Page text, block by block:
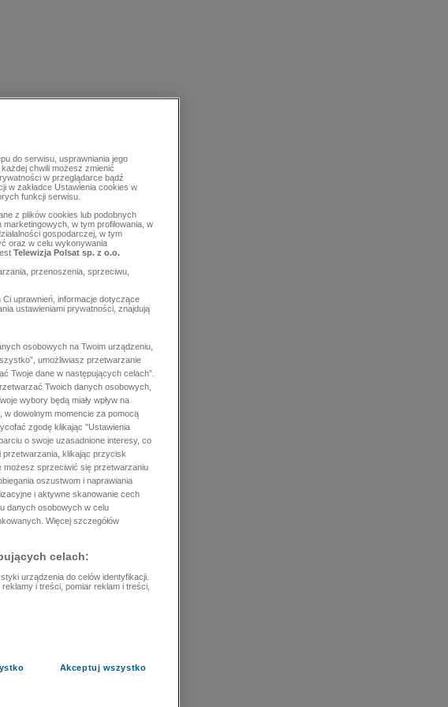
do serwisu, usprawniania jego
chwili możesz zmienić
w przeglądarce bądź
w zakładce Ustawienia cookies w
funkcji serwisu.
z plików cookies lub podobnych
w tym profilowania, w
gospodarczej, w tym
oraz w celu wykonywania
Telewizja Polsat sp. z o.o.
przenoszenia, sprzeciwu,
uprawnień, informacje dotyczące
ustawieniami prywatności, znajdują
osobowych na Twoim urządzeniu,
umożliwiasz przetwarzanie
Twoje dane w następujących celach”.
Twoich danych osobowych,
wybory będą miały wpływ na
dowolnym momencie za pomocą
zgodę klikając "Ustawienia
o swoje uzasadnione interesy, co
przetwarzania, klikając przycisk
możesz sprzeciwić się przetwarzaniu
oszustwom i naprawiania
i aktywne skanowanie cech
danych osobowych w celu
Więcej szczegółów
celach:
urządzenia do celów identyfikacji.
i treści, pomiar reklam i treści,
Akceptuj wszystko